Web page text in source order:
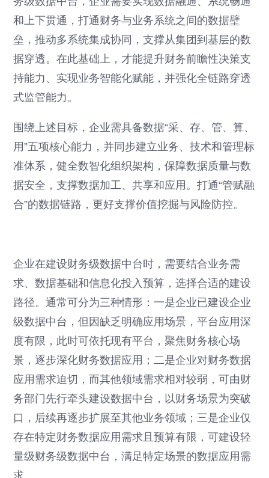
和上下贯通，打通财务与业务系统之间的数据壁
垒，推动多系统集成协同，支撑从集团到基层的数
据穿透。在此基础上，才能提升财务前瞻性决策支
持能力、实现业务智能化赋能，并强化全链路穿透
式监管能力。
围绕上述目标，企业需具备数据“采、存、管、算、
用”五项核心能力，并同步建立业务、技术和管理标
准体系，健全数智化组织架构，保障数据质量与数
据安全，支撑数据加工、共享和应用。打通“管赋融
合”的数据链路，更好支撑价值挖掘与风险防控。
企业在建设财务级数据中台时，需要结合业务需
求、数据基础和信息化投入预算，选择合适的建设
路径。通常可分为三种情形：一是企业已建设企业
级数据中台，但因缺乏明确应用场景，平台应用深
度有限，此时可依托现有平台，聚焦财务核心场
景，逐步深化财务数据应用；二是企业对财务数据
应用需求迫切，而其他领域需求相对较弱，可由财
务部门先行牵头建设数据中台，以财务场景为突破
口，后续再逐步扩展至其他业务领域；三是企业仅
存在特定财务数据应用需求且预算有限，可建设轻
量级财务级数据中台，满足特定场景的数据应用需